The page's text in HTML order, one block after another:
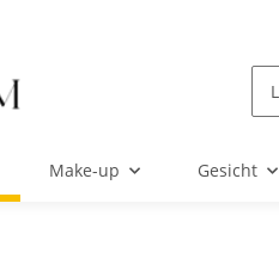
Make-up Gesicht